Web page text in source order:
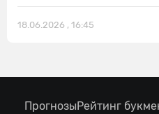
18.06.2026 , 16:45
Прогнозы Рейтинг